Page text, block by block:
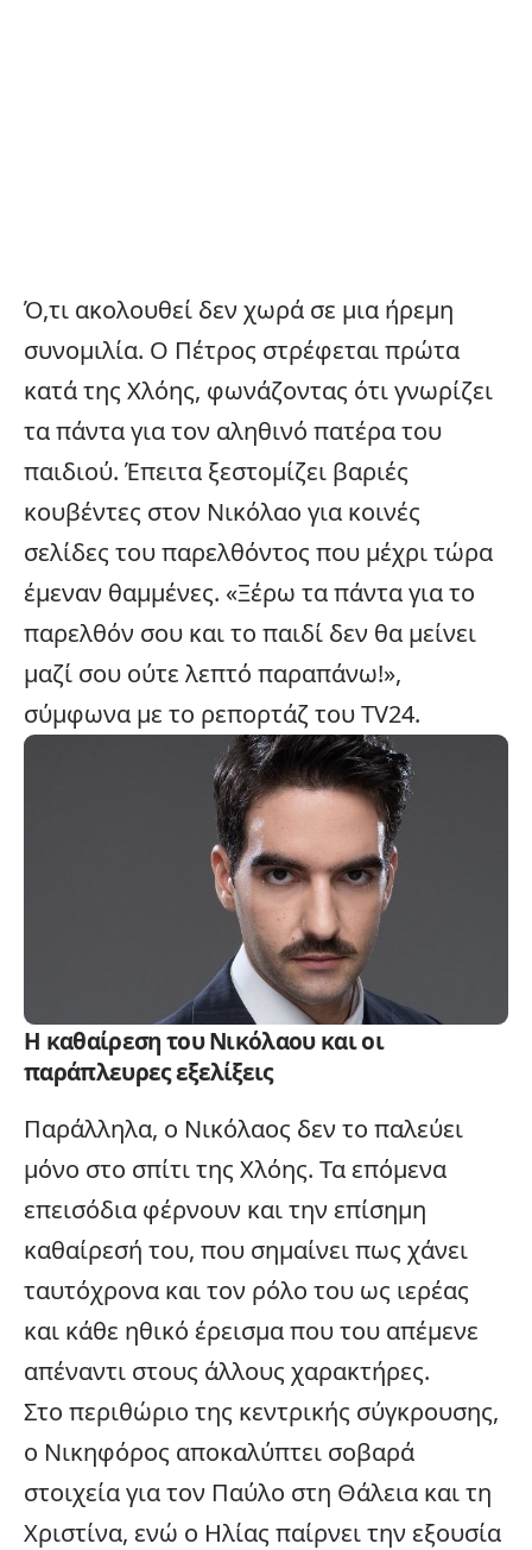
Ό,τι ακολουθεί δεν χωρά σε μια ήρεμη
συνομιλία. Ο Πέτρος στρέφεται πρώτα
κατά της Χλόης, φωνάζοντας ότι γνωρίζει
τα πάντα για τον αληθινό πατέρα του
παιδιού. Έπειτα ξεστομίζει βαριές
κουβέντες στον Νικόλαο για κοινές
σελίδες του παρελθόντος που μέχρι τώρα
έμεναν θαμμένες. «Ξέρω τα πάντα για το
παρελθόν σου και το παιδί δεν θα μείνει
μαζί σου ούτε λεπτό παραπάνω!»,
σύμφωνα με το ρεπορτάζ του TV24.
Η καθαίρεση του Νικόλαου και οι
παράπλευρες εξελίξεις
Παράλληλα, ο Νικόλαος δεν το παλεύει
μόνο στο σπίτι της Χλόης. Τα επόμενα
επεισόδια φέρνουν και την επίσημη
καθαίρεσή του, που σημαίνει πως χάνει
ταυτόχρονα και τον ρόλο του ως ιερέας
και κάθε ηθικό έρεισμα που του απέμενε
απέναντι στους άλλους χαρακτήρες.
Στο περιθώριο της κεντρικής σύγκρουσης,
ο Νικηφόρος αποκαλύπτει σοβαρά
στοιχεία για τον Παύλο στη Θάλεια και τη
Χριστίνα, ενώ ο Ηλίας παίρνει την εξουσία